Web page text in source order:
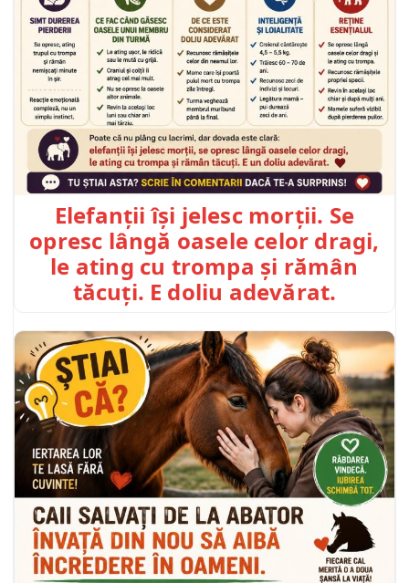
Elefanții își jelesc morții. Se
opresc lângă oasele celor dragi,
le ating cu trompa și rămân
tăcuți. E doliu adevărat.